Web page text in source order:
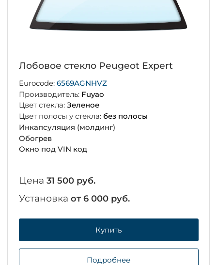
Лобовое стекло Peugeot Expert
Eurocode: 6569AGNHVZ
Производитель: Fuyao
Цвет стекла: Зеленое
Цвет полосы у стекла: без полосы
Инкапсуляция (молдинг)
Обогрев
Окно под VIN код
Цена 31 500 руб.
Установка от 6 000 руб.
Купить
Подробнее